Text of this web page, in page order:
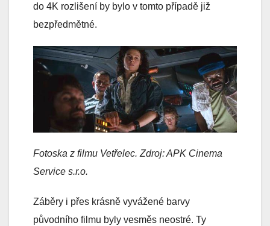
do 4K rozlišení by bylo v tomto případě již
bezpředmětné.
Fotoska z filmu Vetřelec. Zdroj: APK Cinema
Service s.r.o.
Záběry i přes krásně vyvážené barvy
původního filmu byly vesměs neostré. Ty